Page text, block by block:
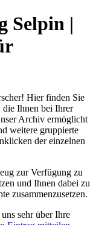
Selpin |
Hier finden Sie
die Ihnen bei Ihrer
Archiv ermöglicht
weitere gruppierte
der einzelnen
zur Verfügung zu
und Ihnen dabei zu
zusammenzusetzen.
sehr über Ihre